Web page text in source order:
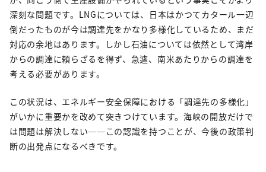
深刻な問題です。LNGについては、日本はかつてカタール一辺
倒だったものが今は調達先をかなり多様化しているため、まだ
対応の余地はあります。しかし石油については依然として湾岸
からの調達に頼らざるを得ず、急遽、南米あたりからの調達を
考える必要があります。
この状況は、エネルギー安全保障における「調達先の多様化」
がいかに重要かを改めて突きつけています。海峡の開放だけで
は問題は解決しない──この認識を持つことが、今後の政策判
断の出発点になるべきです。